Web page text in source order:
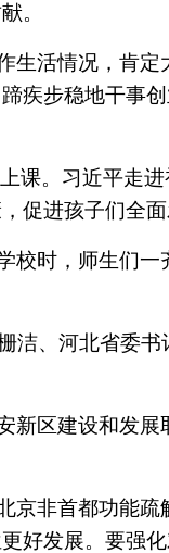
。
生活情况，肯
疾步稳地干事
课。习近平走
促进孩子们全面
校时，师生们
洁、河北省委
新区建设和发
京非首都功能
好发展。要强